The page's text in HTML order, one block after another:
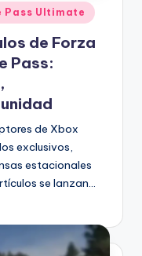
Pass Ultimate
de Forza
Pass:
de Xbox
exclusivos,
estacionales
se lanzan…